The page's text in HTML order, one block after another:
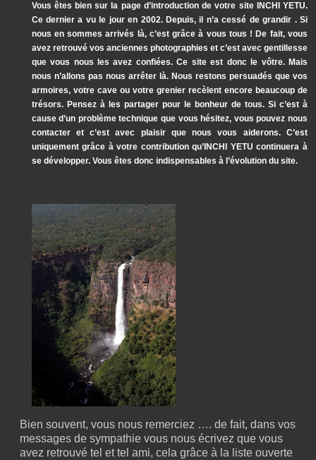
Vous êtes bien sur la page d’introduction de votre site INCHI YETU.
Ce dernier a vu le jour en 2002. Depuis, il n’a cessé de grandir . Si
nous en sommes arrivés là, c’est grâce à vous tous ! De fait, vous
avez retrouvé vos anciennes photographies et c’est avec gentillesse
que vous nous les avez confiées. Ce site est donc le vôtre. Mais
nous n’allons pas nous arrêter là. Nous restons persuadés que vos
armoires, votre cave ou votre grenier recèlent encore beaucoup de
trésors. Pensez à les partager pour le bonheur de tous. Si c’est à
cause d’un problème technique que vous hésitez, vous pouvez nous
contacter et c’est avec plaisir que nous vous aiderons. C’est
uniquement grâce à votre contribution qu’INCHI YETU continuera à
se développer. Vous êtes donc indispensables à l’évolution du site.
Bien souvent, vous nous remerciez …. de fait, dans vos
messages de sympathie vous nous écrivez que vous
avez retrouvé tel et tel ami, cela grâce à la liste ouverte